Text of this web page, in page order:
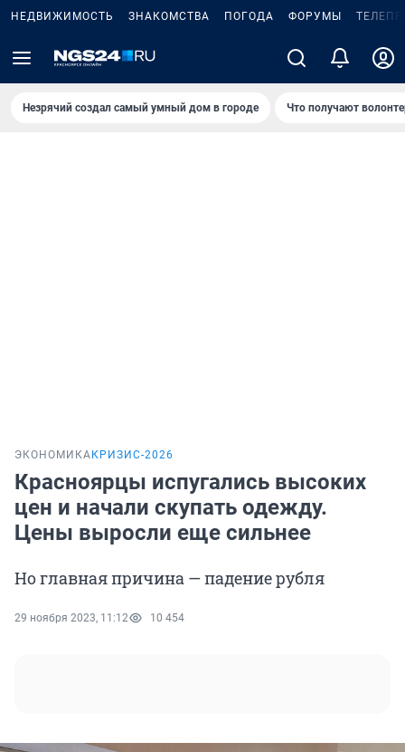
НЕДВИЖИМОСТЬ ЗНАКОМСТВА ПОГОДА ФОРУМЫ
Незрячий создал самый умный дом в городе Что получают
ЭКОНОМИКА КРИЗИС-2026
Красноярцы испугались высоких
цен и начали скупать одежду.
Цены выросли еще сильнее
Но главная причина — падение рубля
29 ноября 2023, 11:12 10 454